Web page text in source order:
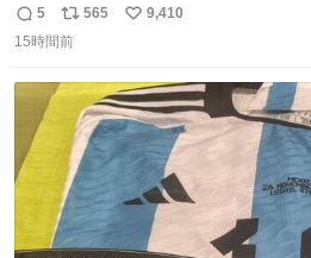
ことである←好きすぎる
返
信
5
リ
ポ
ト
数
565
い
数
9,410
15時間前